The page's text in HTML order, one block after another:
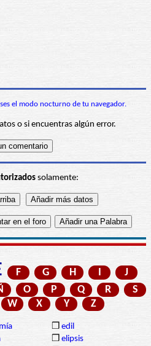
el modo nocturno de tu navegador.
o si encuentras algún error.
solamente:
F G H I
J
O P Q R
S
W X Y Z
❒ edil
❒ elipsis